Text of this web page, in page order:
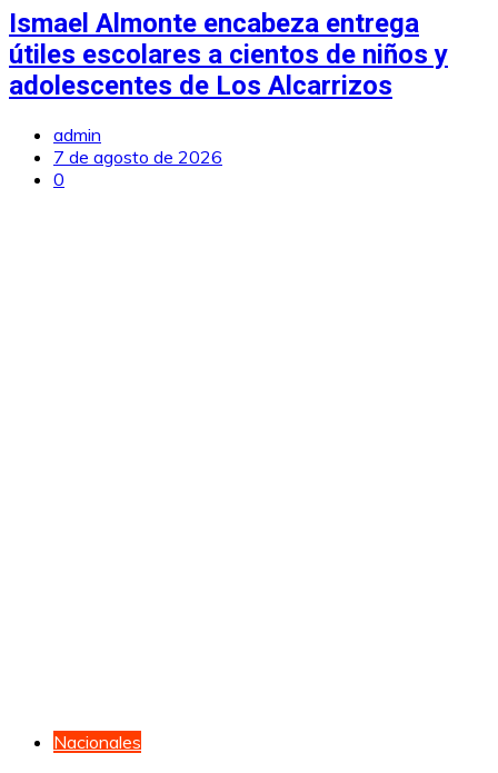
Ismael Almonte encabeza entrega
útiles escolares a cientos de niños y
adolescentes de Los Alcarrizos
admin
7 de agosto de 2026
0
Nacionales